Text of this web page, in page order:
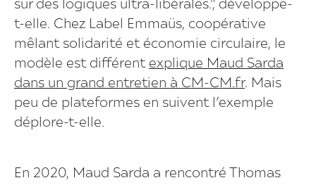
sur des logiques ultra-libérales.", développe-
t-elle. Chez Label Emmaüs, coopérative
mêlant solidarité et économie circulaire, le
modèle est différent explique Maud Sarda
dans un grand entretien à CM-CM.fr. Mais
peu de plateformes en suivent l’exemple
déplore-t-elle.
En 2020, Maud Sarda a rencontré Thomas